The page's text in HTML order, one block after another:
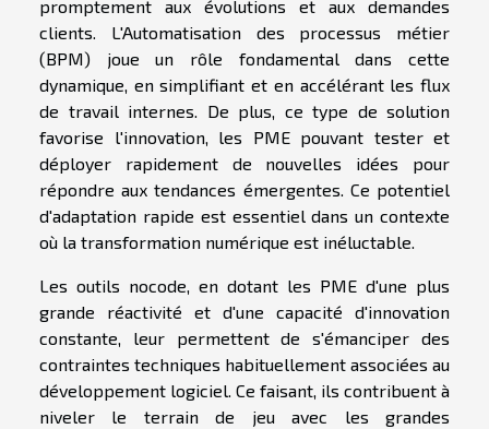
promptement aux évolutions et aux demandes
clients. L'Automatisation des processus métier
(BPM) joue un rôle fondamental dans cette
dynamique, en simplifiant et en accélérant les flux
de travail internes. De plus, ce type de solution
favorise l'innovation, les PME pouvant tester et
déployer rapidement de nouvelles idées pour
répondre aux tendances émergentes. Ce potentiel
d'adaptation rapide est essentiel dans un contexte
où la transformation numérique est inéluctable.
Les outils nocode, en dotant les PME d'une plus
grande réactivité et d'une capacité d'innovation
constante, leur permettent de s'émanciper des
contraintes techniques habituellement associées au
développement logiciel. Ce faisant, ils contribuent à
niveler le terrain de jeu avec les grandes